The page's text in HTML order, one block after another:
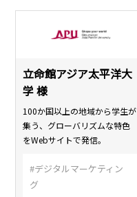
立命館アジア太平洋大
学 様
100か国以上の地域から学生が
集う、グローバリズムな特色
をWebサイトで発信。
#デジタルマーケティン
グ